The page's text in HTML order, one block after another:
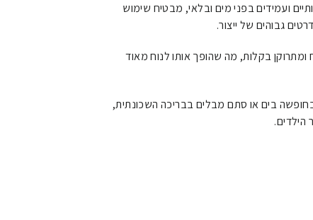
ועמידים בפני מים ובלאי, מבטיח שימוש
בקלות, מה שהופך אותו לנוח מאוד
בים או סתם מבלים בבריכה השכונתית,
הילדים.